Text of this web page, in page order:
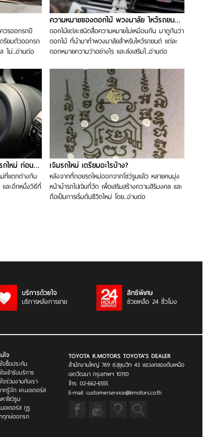
วรออกรถปี
รียมตัวออกรถ
ไม่...อ่านต่อ
ความหมายของดอกไม้ พวงมาลัย ไหว้รถยนต์….
ดอกไม้แต่ละชนิดสื่อความหมายไม่เหมือนกัน มาดูกันว่า
ดอกไม้ ที่นำมาทำพวงมาลัยสำหรับไหว้รถยนต์ แต่ละ
ดอกหมายความว่าอย่างไร และส่งเสริมใ...อ่านต่อ
บีบแตร 3 ครั้ง เอาฤกษ์ วันออกรถใหม่ ก่อนออกจากโชว์รูม
ที่แตกต่างกัน
และอีกหนึ่งวิธีที่
เจิมรถใหม่ เตรียมอะไรบ้าง?
หลังจากที่ถอยรถใหม่ออกจากโชว์รูมแล้ว หลายคนมุ่ง
หน้านำรถไปเจิมที่วัด เพื่อเสริมสร้างความสิริมงคล และ
ถือเป็นการเริ่มต้นชีวิตใหม่ โดย...อ่านต่อ
บริการด้วยใจ
บริการหลังการขาย
สิทธิพิเศษ
ช่วยเหลือ 24 ชั่วโมง
ใจ
จซื้อประกัน
จเข้ารับบริการ
จร่วมงานกับเรา
กรู้จัก เค.มอเตอร์ส
าโชว์รูม
มอเตอร์ส กูรู
ฤกษ์ออกรถ
TOYOTA K.MOTORS TOYOTA’S DEALER
สำนักงานใหญ่ 769 ซ.สุขุมวิท 43 แขวงคลองตันเหนือ
เขตวัฒนา กรุงเทพฯ 10110
โทร: 02-662-6555
E-mail: customerservice@kmotors.co.th